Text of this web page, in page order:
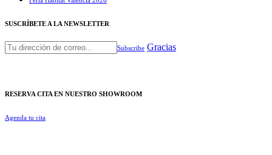
SUSCRÍBETE A LA NEWSLETTER
Subscribe Gracias
RESERVA CITA EN NUESTRO SHOWROOM
Agenda tu cita